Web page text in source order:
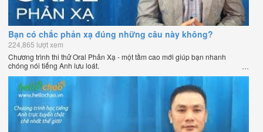
Bạn có chắc phản xạ đúng những câu này không?
224,865 lượt xem
Chương trình thi thử Oral Phản Xạ - một tầm cao mới giúp bạn nhanh
chóng nói tiếng Anh lưu loát.